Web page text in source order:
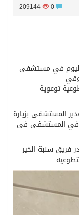
209144
اليوم في مستشفى
توعوية
المستشفى بزيارة
في المستشفى فى
فريق سنبة الخير